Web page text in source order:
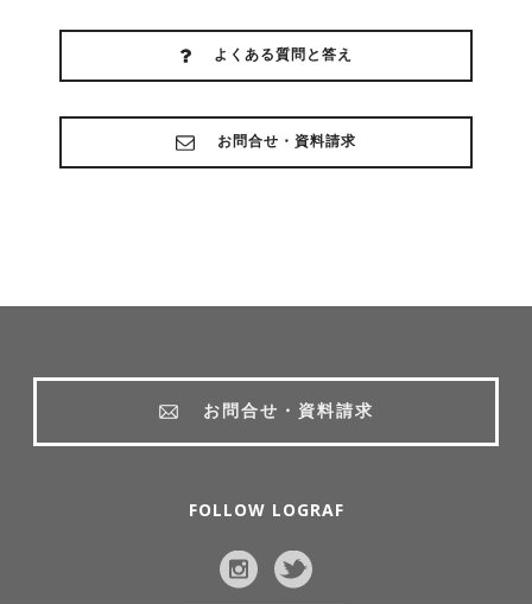
よくある質問と答え
お問合せ・資料請求
お問合せ・資料請求
FOLLOW LOGRAF